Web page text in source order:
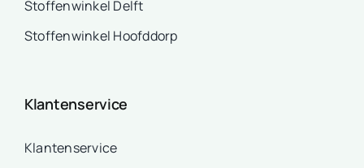
Stoffenwinkel Delft
Stoffenwinkel Hoofddorp
Klantenservice
Klantenservice